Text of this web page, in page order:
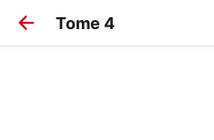
Tome 4